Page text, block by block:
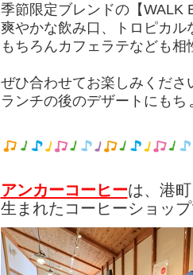
季節限定ブレンドの【WALK
爽やかな飲み口、トロピカ
もちろんカフェラテなども相
ぜひ合わせてお楽しみくださ
ランチの後のデザートにも
アンカーコーヒーは、港
生まれたコーヒーショッ